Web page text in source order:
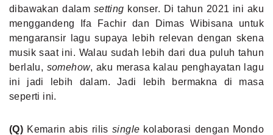
dibawakan dalam setting konser. Di tahun 2021 ini aku
menggandeng Ifa Fachir dan Dimas Wibisana untuk
mengaransir lagu supaya lebih relevan dengan skena
musik saat ini. Walau sudah lebih dari dua puluh tahun
berlalu, somehow, aku merasa kalau penghayatan lagu
ini jadi lebih dalam. Jadi lebih bermakna di masa
seperti ini.
(Q) Kemarin abis rilis single kolaborasi dengan Mondo